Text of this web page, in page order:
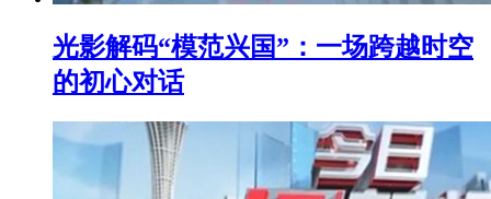
光影解码“模范兴国”：一场跨越时空
的初心对话